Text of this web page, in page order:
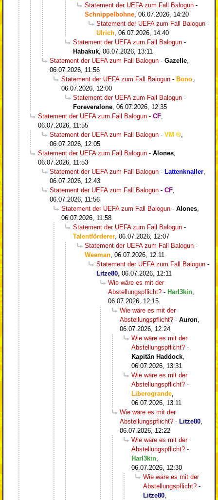
Statement der UEFA zum Fall Balogun -
Schnippelbohne 06.07.2026, 14:20
Statement der UEFA zum Fall Balogun -
Ulrich 06.07.2026, 14:40
Statement der UEFA zum Fall Balogun -
Habakuk 06.07.2026, 13:11
Statement der UEFA zum Fall Balogun - Gazelle
06.07.2026, 11:56
Statement der UEFA zum Fall Balogun - Bono
06.07.2026, 12:00
Statement der UEFA zum Fall Balogun -
Foreveralone 06.07.2026, 12:35
Statement der UEFA zum Fall Balogun - CF
06.07.2026, 11:55
Statement der UEFA zum Fall Balogun - VM
06.07.2026, 12:05
Statement der UEFA zum Fall Balogun - Alones
06.07.2026, 11:53
Statement der UEFA zum Fall Balogun - Lattenknaller
06.07.2026, 12:43
Statement der UEFA zum Fall Balogun - CF
06.07.2026, 11:56
Statement der UEFA zum Fall Balogun - Alones
06.07.2026, 11:58
Statement der UEFA zum Fall Balogun -
Talentförderer 06.07.2026, 12:07
Statement der UEFA zum Fall Balogun -
Weeman 06.07.2026, 12:11
Statement der UEFA zum Fall Balogun -
Litze80 06.07.2026, 12:11
Wie wäre es mit der
Abstellungspflicht? - Harl3kin
06.07.2026, 12:15
Wie wäre es mit der
Abstellungspflicht? - Auron
06.07.2026, 12:24
Wie wäre es mit der
Abstellungspflicht? -
Kapitän Haddock
06.07.2026, 13:31
Wie wäre es mit der
Abstellungspflicht? -
Liberogrande
06.07.2026, 13:11
Wie wäre es mit der
Abstellungspflicht? - Litze80
06.07.2026, 12:22
Wie wäre es mit der
Abstellungspflicht? -
Harl3kin
06.07.2026, 12:30
Wie wäre es mit der
Abstellungspflicht? -
Litze80